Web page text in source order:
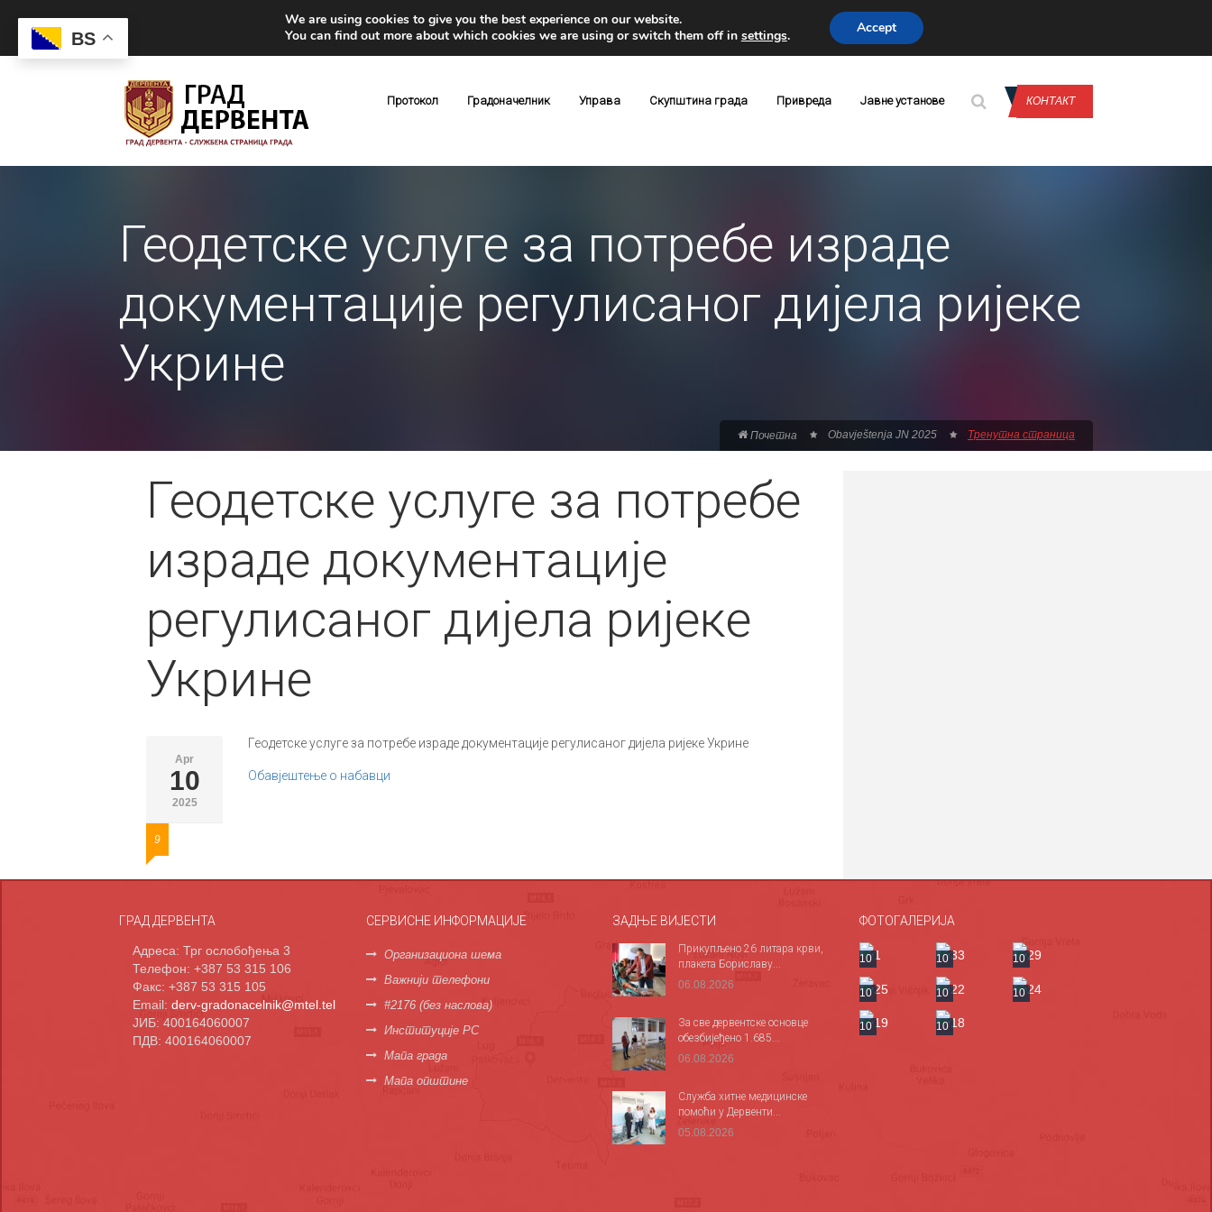
Протокол Градоначелник Управа Скупштина града Привреда Јавне установе КОНТАКТ
Геодетске услуге за потребе израде
документације регулисаног дијела ријеке
Укрине
Почетна Obavještenja JN 2025 Тренутна страница
Геодетске услуге за потребе
израде документације
регулисаног дијела ријеке
Укрине
Apr
10
2025
9
Геодетске услуге за потребе израде документације регулисаног дијела ријеке Укрине
Обавјештење о набавци
ГРАД ДЕРВЕНТА
Адреса: Трг ослобођења 3
Телефон: +387 53 315 106
Факс: +387 53 315 105
Email: derv-gradonacelnik@mtel.tel
ЈИБ: 400164060007
ПДВ: 400164060007
СЕРВИСНЕ ИНФОРМАЦИЈЕ
Организациона шема
Важнији телефони
#2176 (без наслова)
Институције РС
Мапа града
Мапа општине
ЗАДЊЕ ВИЈЕСТИ
Прикупљено 26 литара крви,
плакета Бориславу...
06.08.2026
За све дервентске основце
обезбијеђено 1.685...
06.08.2026
Служба хитне медицинске
помоћи у Дервенти...
05.08.2026
ФОТОГАЛЕРИЈА
10 10 10
10 10 10
10 10
BS
We are using cookies to give you the best experience on our website.
You can find out more about which cookies we are using or switch them off in settings. Accept